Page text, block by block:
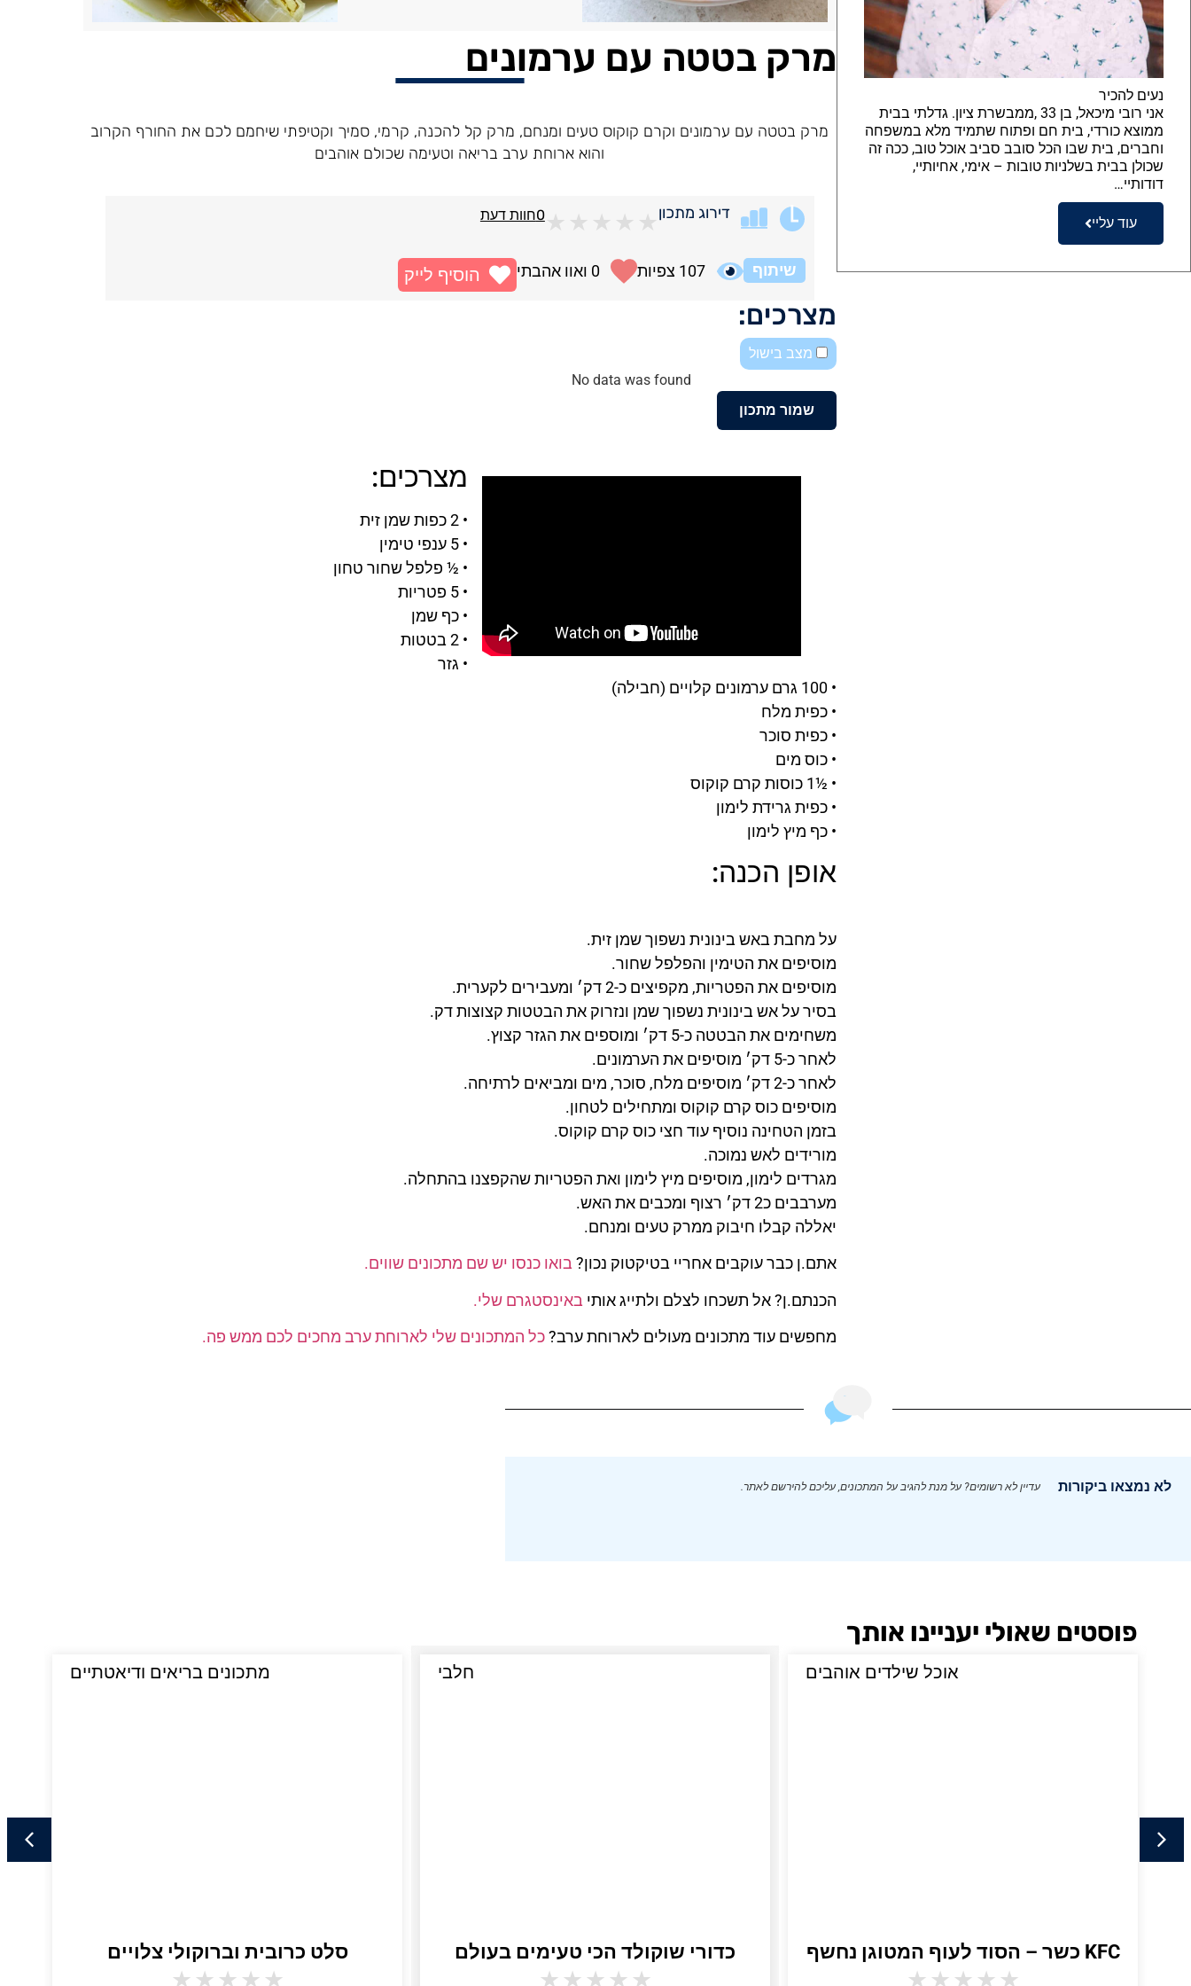
נעים להכיר
אני רובי מיכאל, בן 33 ,ממבשרת ציון. גדלתי בבית
ממוצא כורדי, בית חם ופתוח שתמיד מלא במשפחה
וחברים, בית שבו הכל סובב סביב אוכל טוב, ככה זה
שכולן בבית בשלניות טובות – אימי, אחיותיי,
דודותיי…
עוד עליי
מרק בטטה עם ערמונים
מרק בטטה עם ערמונים וקרם קוקוס טעים ומנחם, מרק קל להכנה, קרמי, סמיך וקטיפתי שיחמם לכם את החורף הקרוב
והוא ארוחת ערב בריאה וטעימה שכולם אוהבים
דירוג מתכון★
★
★
★
★
0חוות דעת
שיתוף 107 צפיות 0 ואוו אהבתי הוסיף לייק
מצרכים:
מצב בישול
No data was found
שמור מתכון
מצרכים:
• 2 כפות שמן זית
• 5 ענפי טימין
• ½ פלפל שחור טחון
• 5 פטריות
• כף שמן
• 2 בטטות
• גזר
• 100 גרם ערמונים קלויים (חבילה)
• כפית מלח
• כפית סוכר
• כוס מים
• ½1 כוסות קרם קוקוס
• כפית גרידת לימון
• כף מיץ לימון
אופן הכנה:
על מחבת באש בינונית נשפוך שמן זית.
מוסיפים את הטימין והפלפל שחור.
מוסיפים את הפטריות, מקפיצים כ-2 דק׳ ומעבירים לקערית.
בסיר על אש בינונית נשפוך שמן ונזרוק את הבטטות קצוצות דק.
משחימים את הבטטה כ-5 דק׳ ומוספים את הגזר קצוץ.
לאחר כ-5 דק׳ מוסיפים את הערמונים.
לאחר כ-2 דק׳ מוסיפים מלח, סוכר, מים ומביאים לרתיחה.
מוסיפים כוס קרם קוקוס ומתחילים לטחון.
בזמן הטחינה נוסיף עוד חצי כוס קרם קוקוס.
מורידים לאש נמוכה.
מגרדים לימון, מוסיפים מיץ לימון ואת הפטריות שהקפצנו בהתחלה.
מערבבים כ2 דק׳ רצוף ומכבים את האש.
יאללה קבלו חיבוק ממרק טעים ומנחם.
אתם.ן כבר עוקבים אחריי בטיקטוק נכון?בואו כנסו יש שם מתכונים שווים.
הכנתם.ן? אל תשכחו לצלם ולתייג אותי באינסטגרם שלי.
מחפשים עוד מתכונים מעולים לארוחת ערב?כל המתכונים שלי לארוחת ערב מחכים לכם ממש פה.
לא נמצאו ביקורות עדיין לא רשומים? על מנת להגיב על המתכונים, עליכם להירשם לאתר.
פוסטים שאולי יעניינו אותך
אוכל שילדים אוהבים
KFC כשר – הסוד לעוף המטוגן נחשף
★
★
★
★
★
חלבי
כדורי שוקולד הכי טעימים בעולם
★
★
★
★
★
מתכונים בריאים ודיאטתיים
סלט כרובית וברוקולי צלויים
★
★
★
★
★